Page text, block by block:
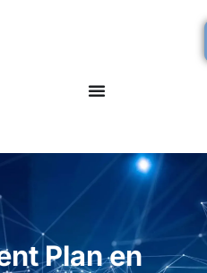
Plan en